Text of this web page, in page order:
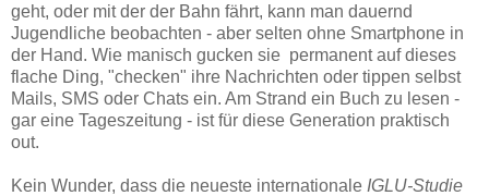
geht, oder mit der der Bahn fährt, kann man dauernd
Jugendliche beobachten - aber selten ohne Smartphone in
der Hand. Wie manisch gucken sie permanent auf dieses
flache Ding, "checken" ihre Nachrichten oder tippen selbst
Mails, SMS oder Chats ein. Am Strand ein Buch zu lesen -
gar eine Tageszeitung - ist für diese Generation praktisch
out.
Kein Wunder, dass die neueste internationale IGLU-Studie